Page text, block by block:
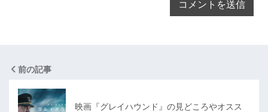
前の記事
映画『グレイハウンド』の見どころやオスス